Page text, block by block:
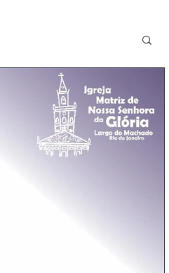
Avisos da Paróquia